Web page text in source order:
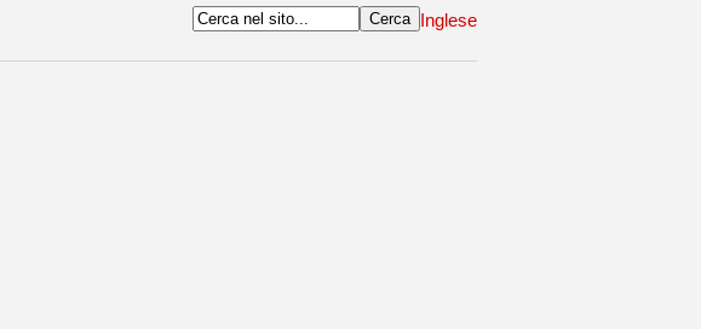
Inglese